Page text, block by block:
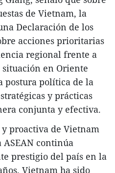
de Vietnam, la
Declaración de los
acciones prioritarias
regional frente a
en Oriente
postura política de la
y prácticas
conjunta y efectiva.
proactiva de Vietnam
ASEAN continúa
prestigio del país en la
Vietnam ha sido